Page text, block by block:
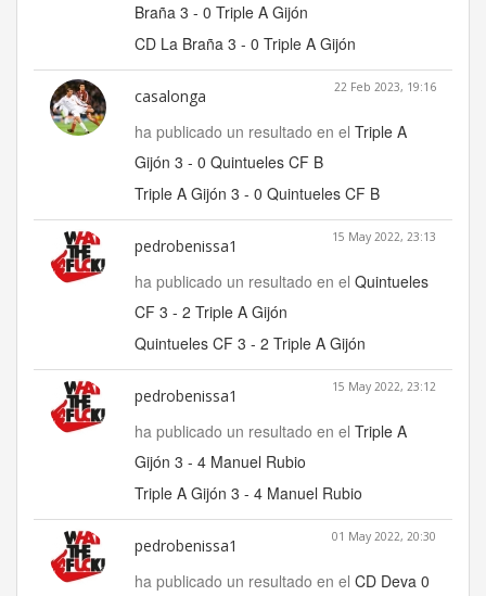
Braña 3 - 0 Triple A Gijón
CD La Braña 3 - 0 Triple A Gijón
casalonga 22 Feb 2023, 19:16
ha publicado un resultado en el Triple A
Gijón 3 - 0 Quintueles CF B
Triple A Gijón 3 - 0 Quintueles CF B
pedrobenissa1 15 May 2022, 23:13
ha publicado un resultado en el Quintueles
CF 3 - 2 Triple A Gijón
Quintueles CF 3 - 2 Triple A Gijón
pedrobenissa1 15 May 2022, 23:12
ha publicado un resultado en el Triple A
Gijón 3 - 4 Manuel Rubio
Triple A Gijón 3 - 4 Manuel Rubio
pedrobenissa1 01 May 2022, 20:30
ha publicado un resultado en el CD Deva 0